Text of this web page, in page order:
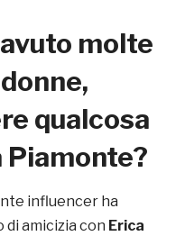
molte
qualcosa
Piamonte?
influencer ha
amicizia con Erica